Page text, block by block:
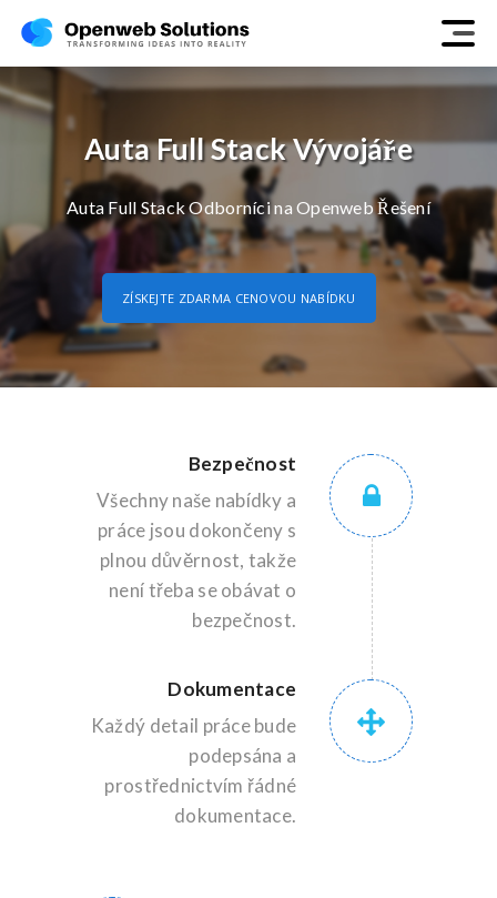
Auta Full Stack Vývojáře
Auta Full Stack Odborníci na Openweb Řešení
ZÍSKEJTE ZDARMA CENOVOU NABÍDKU
Bezpečnost
Všechny naše nabídky a
práce jsou dokončeny s
plnou důvěrnost, takže
není třeba se obávat o
bezpečnost.
Dokumentace
Každý detail práce bude
podepsána a
prostřednictvím řádné
dokumentace.